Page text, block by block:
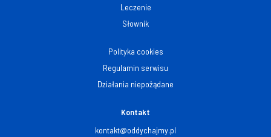
Leczenie
Słownik
Polityka cookies
Regulamin serwisu
Działania niepożądane
Kontakt
kontakt@oddychajmy.pl